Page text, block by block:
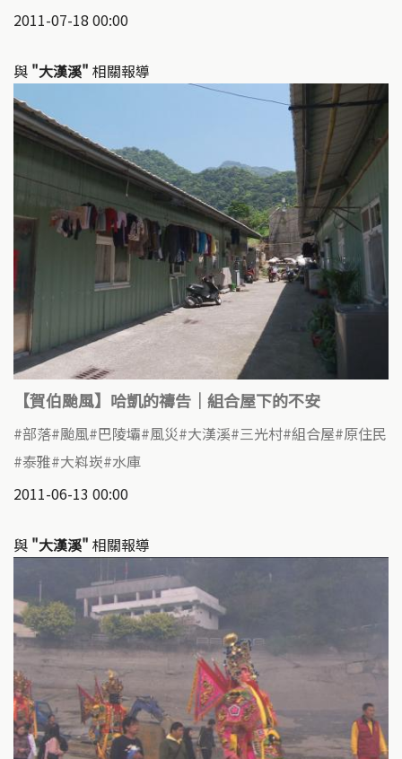
2011-07-18 00:00
與 "大漢溪" 相關報導
【賀伯颱風】哈凱的禱告｜組合屋下的不安
部落 颱風 巴陵壩 風災 大漢溪 三光村 組合屋 原住民
泰雅 大嵙崁 水庫
2011-06-13 00:00
與 "大漢溪" 相關報導